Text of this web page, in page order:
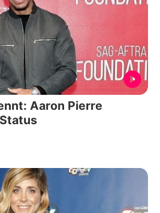
Aaron Pierre